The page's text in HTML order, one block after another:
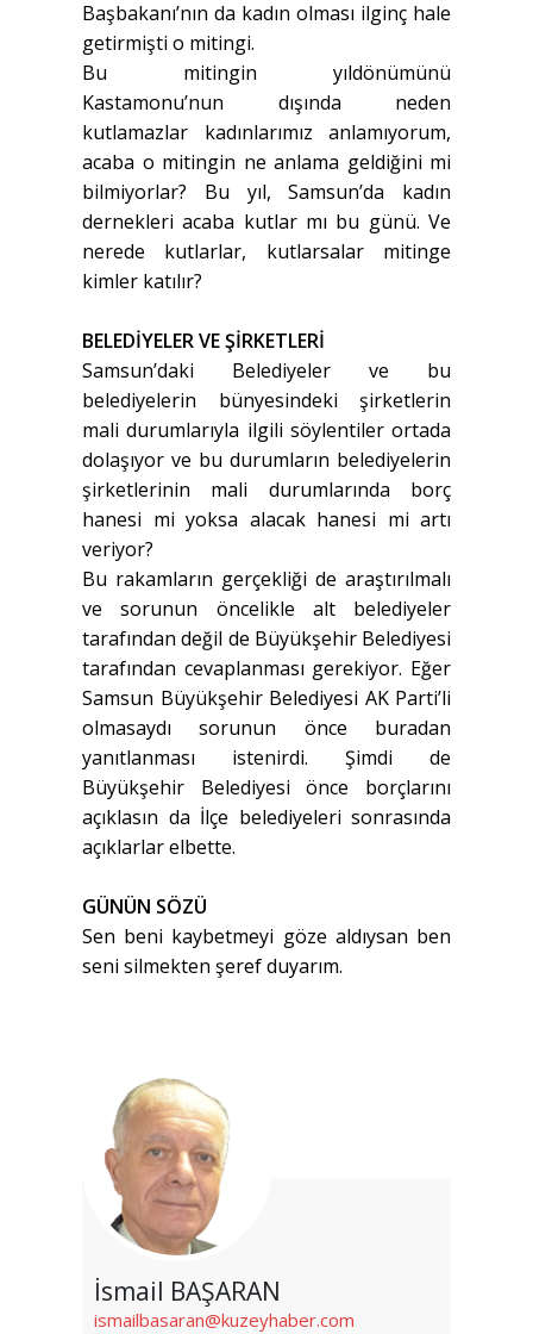
Başbakanı’nın da kadın olması ilginç hale
getirmişti o mitingi.
Bu mitingin yıldönümünü
Kastamonu’nun dışında neden
kutlamazlar kadınlarımız anlamıyorum,
acaba o mitingin ne anlama geldiğini mi
bilmiyorlar? Bu yıl, Samsun’da kadın
dernekleri acaba kutlar mı bu günü. Ve
nerede kutlarlar, kutlarsalar mitinge
kimler katılır?
BELEDİYELER VE ŞİRKETLERİ
Samsun’daki Belediyeler ve bu
belediyelerin bünyesindeki şirketlerin
mali durumlarıyla ilgili söylentiler ortada
dolaşıyor ve bu durumların belediyelerin
şirketlerinin mali durumlarında borç
hanesi mi yoksa alacak hanesi mi artı
veriyor?
Bu rakamların gerçekliği de araştırılmalı
ve sorunun öncelikle alt belediyeler
tarafından değil de Büyükşehir Belediyesi
tarafından cevaplanması gerekiyor. Eğer
Samsun Büyükşehir Belediyesi AK Parti’li
olmasaydı sorunun önce buradan
yanıtlanması istenirdi. Şimdi de
Büyükşehir Belediyesi önce borçlarını
açıklasın da İlçe belediyeleri sonrasında
açıklarlar elbette.
GÜNÜN SÖZÜ
Sen beni kaybetmeyi göze aldıysan ben
seni silmekten şeref duyarım.
İsmail BAŞARAN
ismailbasaran@kuzeyhaber.com